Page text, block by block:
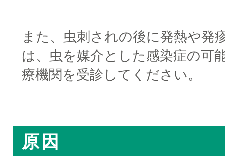
また、虫刺されの後に発熱や発
は、虫を媒介とした感染症の可
療機関を受診してください。
原因